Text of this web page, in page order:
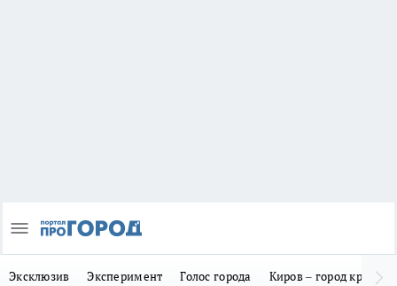
Эксклюзив Эксперимент Голос города Киров – город